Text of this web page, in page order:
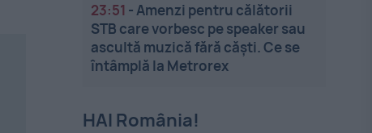
23:51 -Amenzi pentru călătorii
STB care vorbesc pe speaker sau
ascultă muzică fără căști. Ce se
întâmplă la Metrorex
HAI România!